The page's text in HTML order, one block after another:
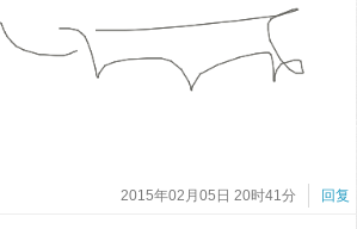
回复
2015年02月05日 20时41分